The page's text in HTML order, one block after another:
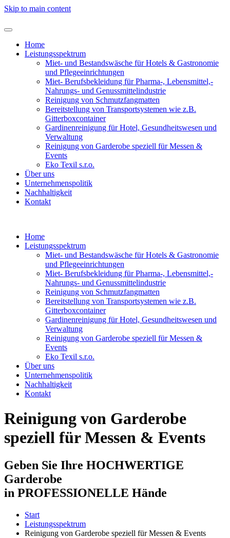
Skip to main content
Home
Leistungsspektrum
Miet- und Bestandswäsche für Hotels & Gastronomie
und Pflegeeinrichtungen
Miet- Berufsbekleidung für Pharma-, Lebensmittel,-
Nahrungs- und Genussmittelindustrie
Reinigung von Schmutzfangmatten
Bereitstellung von Transportsystemen wie z.B.
Gitterboxcontainer
Gardinenreinigung für Hotel, Gesundheitswesen und
Verwaltung
Reinigung von Garderobe speziell für Messen &
Events
Eko Texil s.r.o.
Über uns
Unternehmenspolitik
Nachhaltigkeit
Kontakt
Home
Leistungsspektrum
Miet- und Bestandswäsche für Hotels & Gastronomie
und Pflegeeinrichtungen
Miet- Berufsbekleidung für Pharma-, Lebensmittel,-
Nahrungs- und Genussmittelindustrie
Reinigung von Schmutzfangmatten
Bereitstellung von Transportsystemen wie z.B.
Gitterboxcontainer
Gardinenreinigung für Hotel, Gesundheitswesen und
Verwaltung
Reinigung von Garderobe speziell für Messen &
Events
Eko Texil s.r.o.
Über uns
Unternehmenspolitik
Nachhaltigkeit
Kontakt
Reinigung von Garderobe
speziell für Messen & Events
Geben Sie Ihre HOCHWERTIGE
Garderobe
in PROFESSIONELLE Hände
Start
Leistungsspektrum
Reinigung von Garderobe speziell für Messen & Events